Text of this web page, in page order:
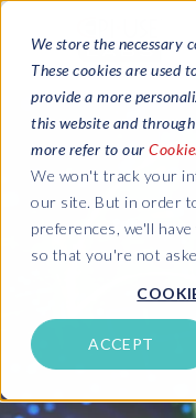
We store the necessary
These cookies are used
provide a more
this website and
more refer to our
We won't track your
our site. But in order
preferences, we'll
so that you're not
ACCEPT